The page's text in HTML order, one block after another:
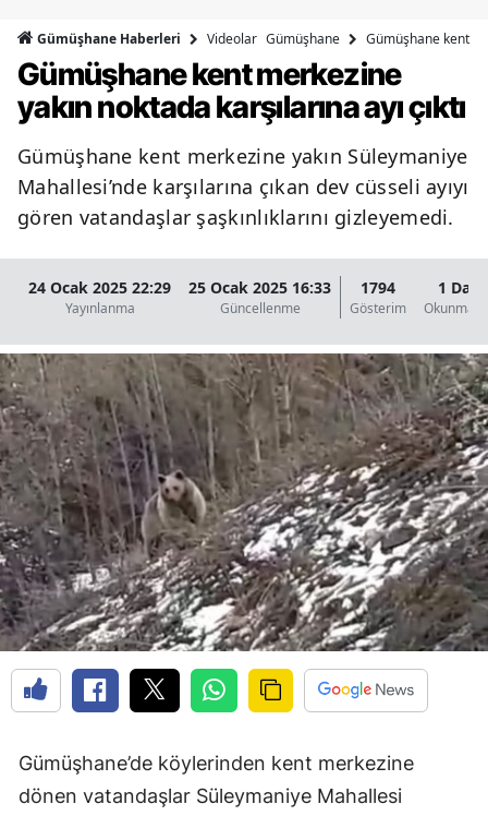
Bingöl
Bitlis
Bolu
Çanakkale
Çorum
Denizli
Diyarbakır
Edirne
Elazığ
Erzincan
Erzurum
Eskişehir
Giresun
Gümüşhane Haberleri Videolar Gümüşhane Gümüşhane kent
Gümüşhane kent merkezine
yakın noktada karşılarına ayı çıktı
Gümüşhane kent merkezine yakın Süleymaniye
Mahallesi’nde karşılarına çıkan dev cüsseli ayıyı
gören vatandaşlar şaşkınlıklarını gizleyemedi.
24 Ocak 2025 22:29
Yayınlanma
25 Ocak 2025 16:33
Güncellenme
1794
Gösterim
1
Okunma
Gümüşhane’de köylerinden kent merkezine
dönen vatandaşlar Süleymaniye Mahallesi